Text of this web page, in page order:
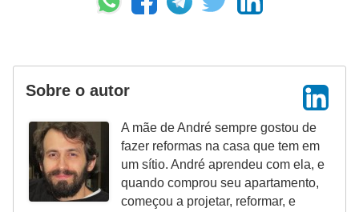
Sobre o autor
A mãe de André sempre gostou de
fazer reformas na casa que tem em
um sítio. André aprendeu com ela, e
quando comprou seu apartamento,
começou a projetar, reformar, e